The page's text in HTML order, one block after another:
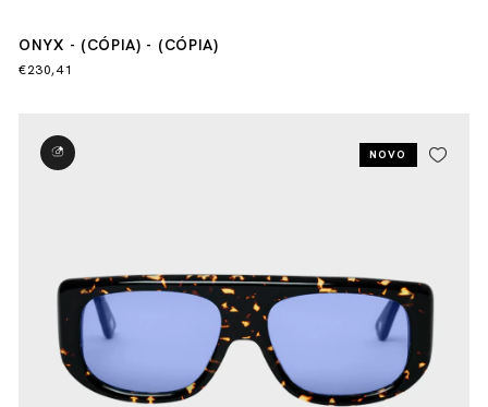
ONYX - (CÓPIA) - (CÓPIA)
€230,41
NOVO